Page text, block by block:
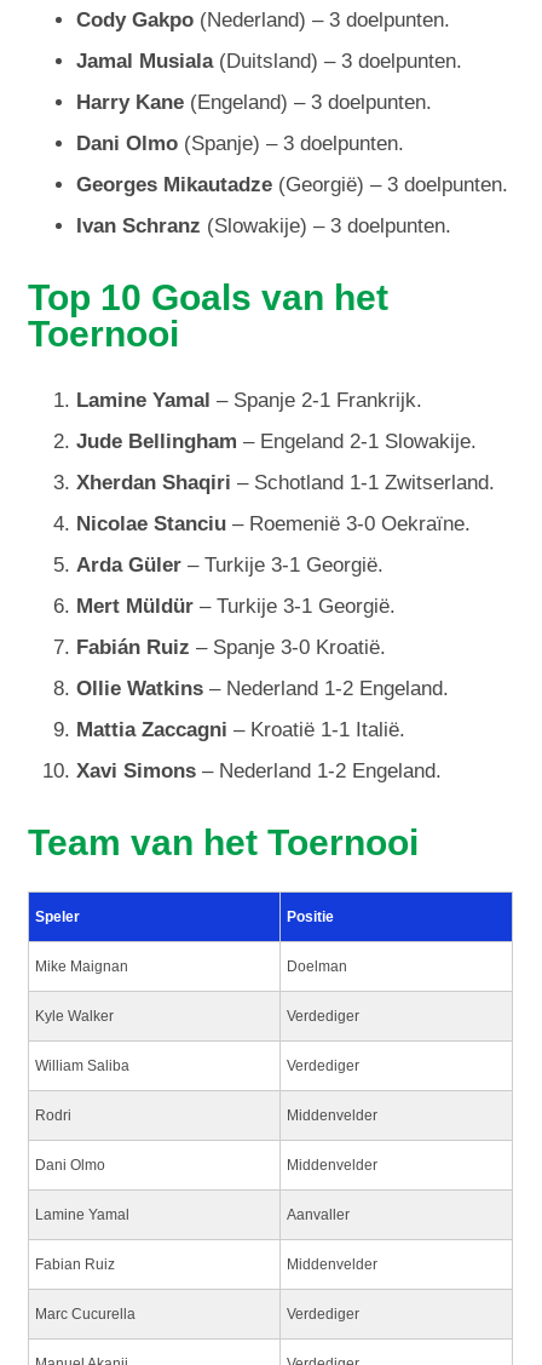
Cody Gakpo (Nederland) – 3 doelpunten.
Jamal Musiala(Duitsland) – 3 doelpunten.
Harry Kane (Engeland) – 3 doelpunten.
Dani Olmo (Spanje) – 3 doelpunten.
Georges Mikautadze (Georgië) – 3 doelpunten.
Ivan Schranz (Slowakije) – 3 doelpunten.
Top 10 Goals van het
Toernooi
Lamine Yamal – Spanje 2-1 Frankrijk.
Jude Bellingham – Engeland 2-1 Slowakije.
Xherdan Shaqiri – Schotland 1-1 Zwitserland.
Nicolae Stanciu – Roemenië 3-0 Oekraïne.
Arda Güler – Turkije 3-1 Georgië.
Mert Müldür – Turkije 3-1 Georgië.
Fabián Ruiz – Spanje 3-0 Kroatië.
Ollie Watkins – Nederland 1-2 Engeland.
Mattia Zaccagni – Kroatië 1-1 Italië.
Xavi Simons – Nederland 1-2 Engeland.
Team van het Toernooi
Speler Positie
Mike Maignan Doelman
Kyle Walker Verdediger
William Saliba Verdediger
Rodri Middenvelder
Dani Olmo Middenvelder
Lamine Yamal Aanvaller
Fabian Ruiz Middenvelder
Marc Cucurella Verdediger